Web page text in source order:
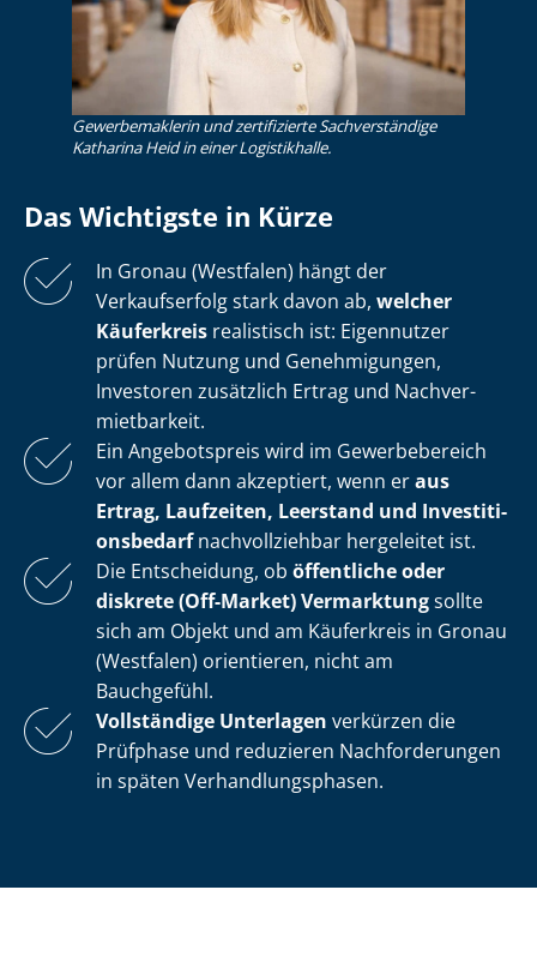
Gewerbemaklerin und zertifizierte Sachverständige
Katharina Heid in einer Logistikhalle.
Das Wichtigste in Kürze
In Gronau (Westfalen) hängt der
Verkaufserfolg stark davon ab, welcher
Käuferkreis realistisch ist: Eigennutzer
prüfen Nutzung und Genehmigungen,
Investoren zusätzlich Ertrag und Nach­ver­
miet­bar­keit.
Ein Angebotspreis wird im Gewerbebereich
vor allem dann akzeptiert, wenn eraus
Ertrag, Laufzeiten, Leerstand und In­ves­ti­ti­
ons­be­darfnachvollziehbar hergeleitet ist.
Die Entscheidung, ob öffentliche oder
diskrete (Off-Market) Vermarktungsollte
sich am Objekt und am Käuferkreis in Gronau
(Westfalen) orientieren, nicht am
Bauchgefühl.
Vollständige Unterlagen verkürzen die
Prüfphase und reduzieren Nachforderungen
in späten Ver­hand­lungs­pha­sen.